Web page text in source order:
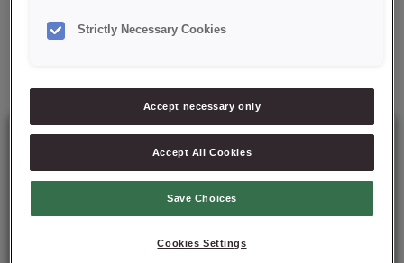
Strictly Necessary Cookies
Accept necessary only
Accept All Cookies
Save Choices
Cookies Settings